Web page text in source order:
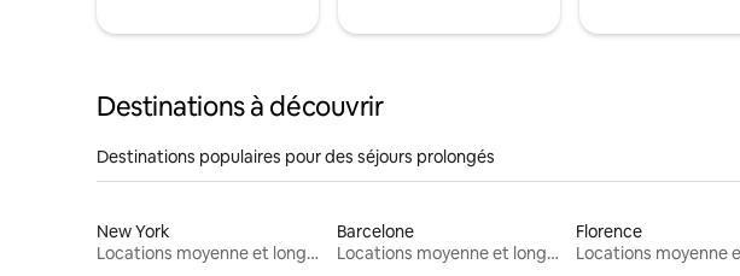
Destinations à découvrir
Destinations populaires pour des séjours prolongés
New York
Locations moyenne et longue durée
Barcelone
Locations moyenne et longue durée
Florence